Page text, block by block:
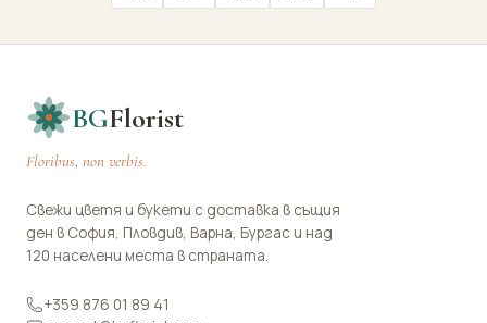
BGFlorist
Floribus, non verbis.
Свежи цветя и букети с доставка в същия
ден в София, Пловдив, Варна, Бургас и над
120 населени места в страната.
+359 876 01 89 41